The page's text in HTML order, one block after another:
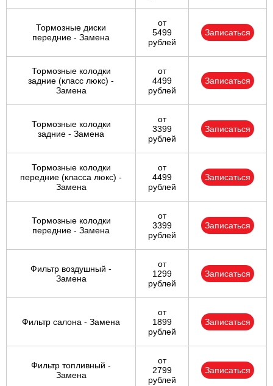
Тормозные диски
передние - Замена
от
5499
рублей
Записаться
Тормозные колодки
задние (класс люкс) -
Замена
от
4499
рублей
Записаться
Тормозные колодки
задние - Замена
от
3399
рублей
Записаться
Тормозные колодки
передние (класса люкс) -
Замена
от
4499
рублей
Записаться
Тормозные колодки
передние - Замена
от
3399
рублей
Записаться
Фильтр воздушный -
Замена
от
1299
рублей
Записаться
Фильтр салона - Замена
от
1899
рублей
Записаться
Фильтр топливный -
Замена
от
2799
рублей
Записаться